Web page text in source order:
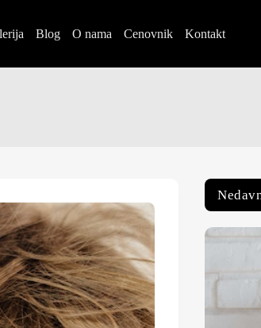
Blog O nama Cenovnik Kontakt